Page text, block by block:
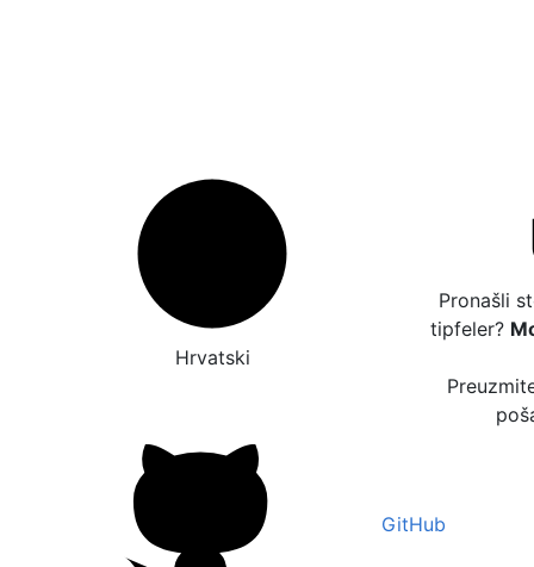
Hrvatski
Pronašli
tipfeler?
GitHub